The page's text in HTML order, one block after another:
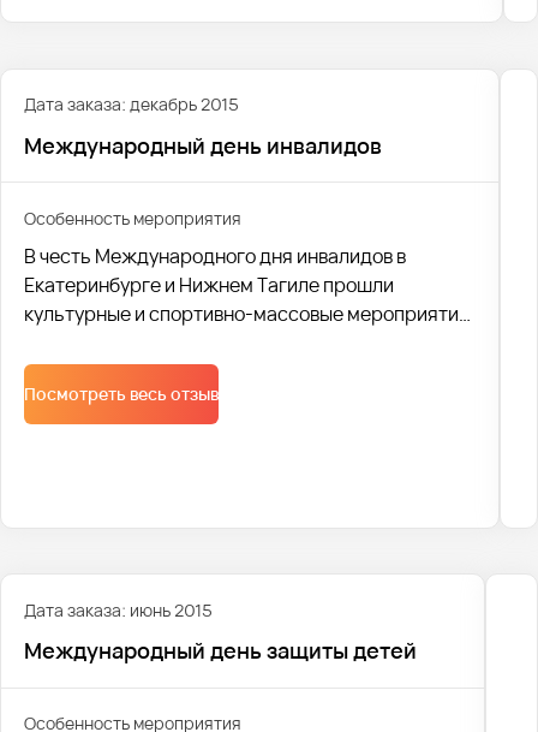
Дата заказа: декабрь 2015
Международный день инвалидов
Особенность мероприятия
В честь Международного дня инвалидов в
Екатеринбурге и Нижнем Тагиле прошли
культурные и спортивно-массовые мероприятия
Транспортное сопровождение взяла на себя
компания Avtobus1.
Посмотреть весь отзыв
Дата заказа: июнь 2015
Международный день защиты детей
Особенность мероприятия